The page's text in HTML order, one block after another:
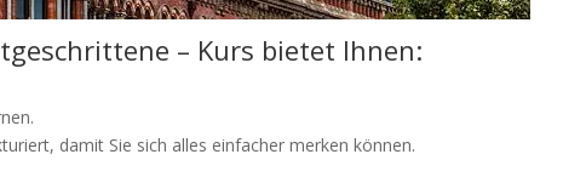
– Kurs bietet Ihnen:
damit Sie sich alles einfacher merken können.